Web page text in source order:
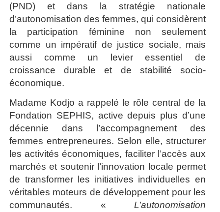
(PND) et dans la stratégie nationale
d’autonomisation des femmes, qui considèrent
la participation féminine non seulement
comme un impératif de justice sociale, mais
aussi comme un levier essentiel de
croissance durable et de stabilité socio-
économique.
Madame Kodjo a rappelé le rôle central de la
Fondation SEPHIS, active depuis plus d’une
décennie dans l’accompagnement des
femmes entrepreneures. Selon elle, structurer
les activités économiques, faciliter l’accès aux
marchés et soutenir l’innovation locale permet
de transformer les initiatives individuelles en
véritables moteurs de développement pour les
communautés. « L’autonomisation